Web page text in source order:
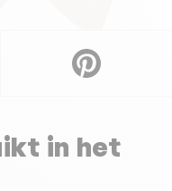
in het